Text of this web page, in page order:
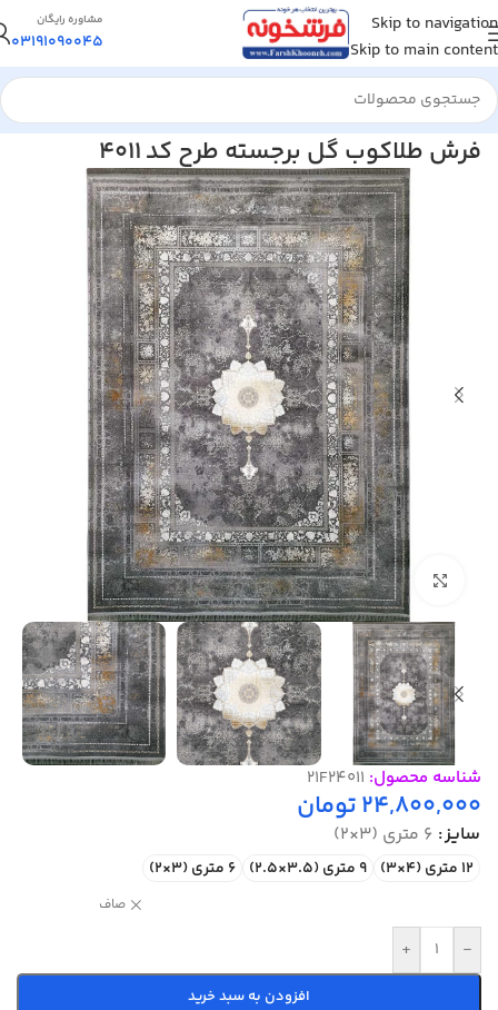
Skip to navigation
Skip to main content
مشاوره رایگان
03191090045
خانه/فرش ماشینی/فرش 1200 شانه
فرش طلاکوب گل برجسته طرح کد 4011
بزرگنمایی تصویر
شناسه محصول: 21F24011
24,800,000تومان
سایز 6 متری (3×2)
12 متری (4×3) 9 متری (3.5×2.5) 6 متری (3×2)
صاف
-
+
افزودن به سبد خرید